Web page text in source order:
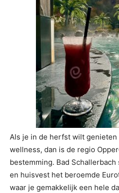
Als je in de herfst wilt genieten
wellness, dan is de regio
bestemming. Bad
en huisvest het beroemde
waar je gemakkelijk een hele